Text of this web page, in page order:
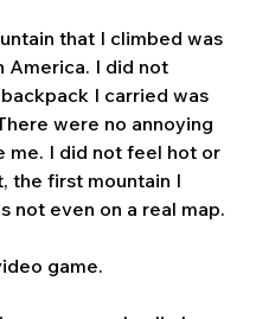
that I climbed was
America. I did not
I carried was
were no annoying
me. I did not feel hot or
the first mountain I
not even on a real map.
game.